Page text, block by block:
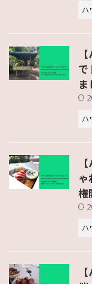
ハ
で
ハ
権
ハ